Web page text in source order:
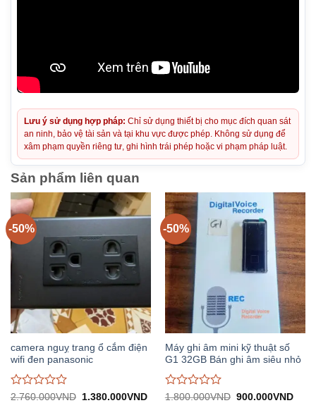
Lưu ý sử dụng hợp pháp: Chỉ sử dụng thiết bị cho mục đích quan sát
an ninh, bảo vệ tài sản và tại khu vực được phép. Không sử dụng để
xâm phạm quyền riêng tư, ghi hình trái phép hoặc vi phạm pháp luật.
Sản phẩm liên quan
-50%
camera nguỵ trang ổ cắm điện
wifi đen panasonic
Được
2.760.000VND
Giá
1.380.000VNDGiá
-50%
Máy ghi âm mini kỹ thuật số
G1 32GB Bán ghi âm siêu nhỏ
Được
1.800.000VND Giá
900.000VNDGiá